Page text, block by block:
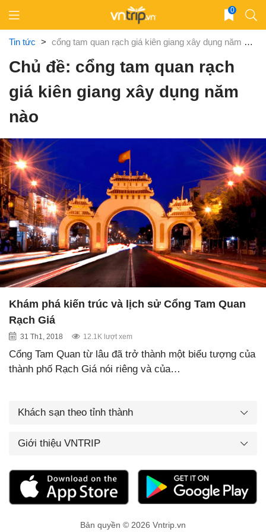
content
0
Tin tức > cổng tam quan rạch giá kiên giang xây dụng năm nào
Chủ đề: cổng tam quan rạch
giá kiên giang xây dụng năm
nào
Khám phá kiến trúc và lịch sử Cổng Tam Quan
Rạch Giá
31 Th1, 2018 12.1K lượt xem
Cổng Tam Quan từ lâu đã trở thành một biểu tượng của
thành phố Rạch Giá nói riêng và của…
Khách sạn theo tỉnh thành
Giới thiệu VNTRIP
Bản quyền © 2026 Vntrip.vn